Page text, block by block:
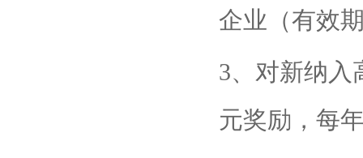
企业（有效
3、对新纳入
元奖励，每